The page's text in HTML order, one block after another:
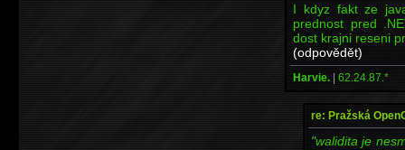
I kdyz fakt ze
prednost pred
dost krajni reseni
(odpovědět)
Harvie. | 62.24.87.*
re: Pražská
"walidita je